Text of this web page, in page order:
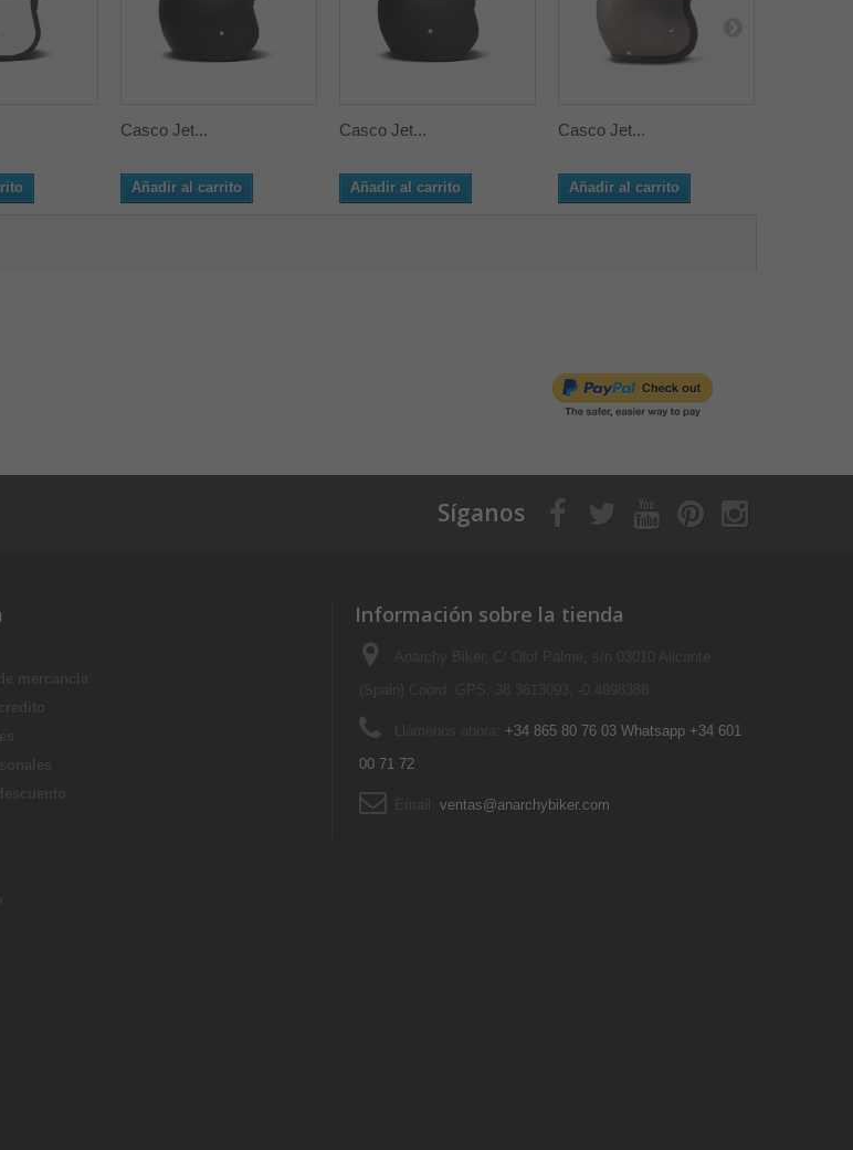
Casco Jet...
Añadir al carrito
Casco Jet...
Añadir al carrito
Casco Jet...
Añadir al carrito
Síganos
mercancia
Información sobre la tienda
+34 865 80 76 03 Whatsapp +34 601
00 71 72
ventas@anarchybiker.com